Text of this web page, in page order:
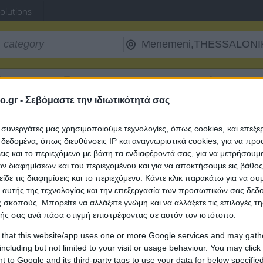
- Σεβόμαστε την ιδιωτικότητά σας
συνεργάτες μας χρησιμοποιούμε τεχνολογίες, όπως cookies, και
όπως διευθύνσεις IP και αναγνωριστικά cookies, για να
και το περιεχόμενο με βάση τα ενδιαφέροντά σας, για να
διαφημίσεων και του περιεχομένου και για να αποκτήσουμε εις
τις διαφημίσεις και το περιεχόμενο. Κάντε κλικ παρακάτω για να
της τεχνολογίας και την επεξεργασία των προσωπικών σας
Μπορείτε να αλλάξετε γνώμη και να αλλάξετε τις επιλογές
σας ανά πάσα στιγμή επιστρέφοντας σε αυτόν τον ιστότοπο.
that this website/app uses one or more Google services and may
but not limited to your visit or usage behaviour. You may
to Google and its third-party tags to use your data for below
Ferry Routes Fuel Prices Postal Codes Tax ID
Large Vehicles
Menemeni, THESSALONIKIS
Cranes in Menemeni